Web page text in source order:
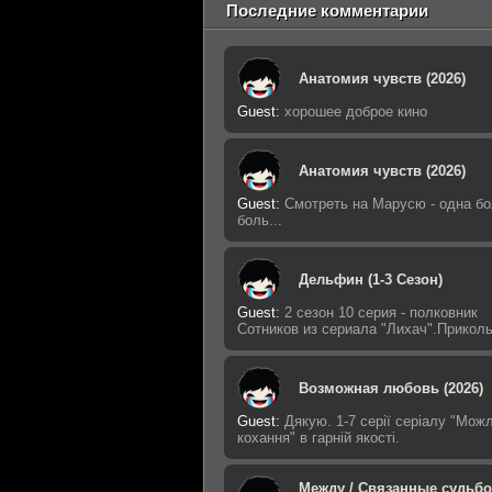
Последние комментарии
Анатомия чувств (2026)
Guest: хорошее доброе кино
Анатомия чувств (2026)
Guest: Смотреть на Марусю - одна
боль...
Дельфин (1-3 Сезон)
Guest: 2 сезон 10 серия - полковник
Сотников из сериала
Возможная любовь (2026)
Guest: Дякую. 1-7 серії серіалу
кохання" в гарній якості.
Между / Связанные